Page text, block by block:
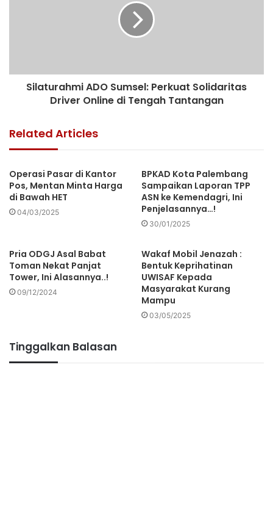
Silaturahmi ADO Sumsel: Perkuat Solidaritas
Driver Online di Tengah Tantangan
Related Articles
Operasi Pasar di Kantor
Pos, Mentan Minta Harga
di Bawah HET
04/03/2025
BPKAD Kota Palembang
Sampaikan Laporan TPP
ASN ke Kemendagri, Ini
Penjelasannya…!
30/01/2025
Pria ODGJ Asal Babat
Toman Nekat Panjat
Tower, Ini Alasannya..!
09/12/2024
Wakaf Mobil Jenazah :
Bentuk Keprihatinan
UWISAF Kepada
Masyarakat Kurang
Mampu
03/05/2025
Tinggalkan Balasan